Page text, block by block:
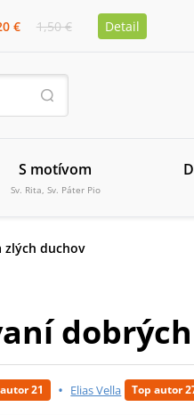
€ 1,50 € Detail
S motívom
Sv. Rita, Sv. Páter Pio
zlých duchov
21 • Elias Vella Top autor